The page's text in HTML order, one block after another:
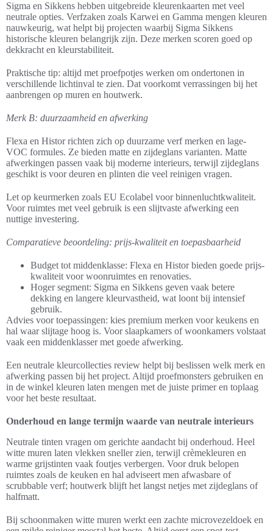
Sigma en Sikkens hebben uitgebreide kleurenkaarten met veel
neutrale opties. Verfzaken zoals Karwei en Gamma mengen kleuren
nauwkeurig, wat helpt bij projecten waarbij Sigma Sikkens
historische kleuren belangrijk zijn. Deze merken scoren goed op
dekkracht en kleurstabiliteit.
Praktische tip: altijd met proefpotjes werken om ondertonen in
verschillende lichtinval te zien. Dat voorkomt verrassingen bij het
aanbrengen op muren en houtwerk.
Merk B: duurzaamheid en afwerking
Flexa en Histor richten zich op duurzame verf merken en lage-
VOC formules. Ze bieden matte en zijdeglans varianten. Matte
afwerkingen passen vaak bij moderne interieurs, terwijl zijdeglans
geschikt is voor deuren en plinten die veel reinigen vragen.
Let op keurmerken zoals EU Ecolabel voor binnenluchtkwaliteit.
Voor ruimtes met veel gebruik is een slijtvaste afwerking een
nuttige investering.
Comparatieve beoordeling: prijs-kwaliteit en toepasbaarheid
Budget tot middenklasse: Flexa en Histor bieden goede prijs-
kwaliteit voor woonruimtes en renovaties.
Hoger segment: Sigma en Sikkens geven vaak betere
dekking en langere kleurvastheid, wat loont bij intensief
gebruik.
Advies voor toepassingen: kies premium merken voor keukens en
hal waar slijtage hoog is. Voor slaapkamers of woonkamers volstaat
vaak een middenklasser met goede afwerking.
Een neutrale kleurcollecties review helpt bij beslissen welk merk en
afwerking passen bij het project. Altijd proefmonsters gebruiken en
in de winkel kleuren laten mengen met de juiste primer en toplaag
voor het beste resultaat.
Onderhoud en lange termijn waarde van neutrale interieurs
Neutrale tinten vragen om gerichte aandacht bij onderhoud. Heel
witte muren laten vlekken sneller zien, terwijl crèmekleuren en
warme grijstinten vaak foutjes verbergen. Voor druk belopen
ruimtes zoals de keuken en hal adviseert men afwasbare of
scrubbable verf; houtwerk blijft het langst netjes met zijdeglans of
halfmatt.
Bij schoonmaken witte muren werkt een zachte microvezeldoek en